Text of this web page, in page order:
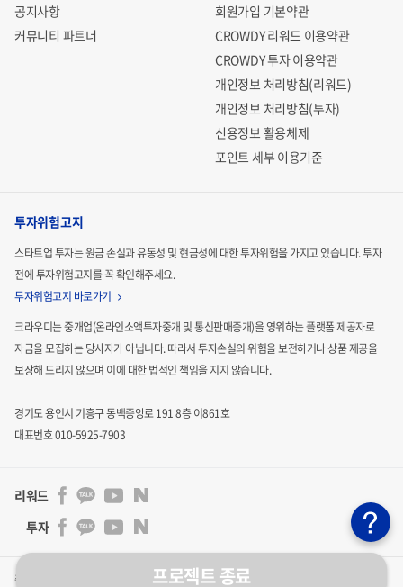
대형 브랜드의 걱정
연 매출 100억 원이 넘어가는 많은 브랜드의 걱정은 무신사
매출점유가 너무 높다는 점입니다.무신사는 전략 브랜드들
과 파트너십 계약 등을 활용해 독점적 권리를 확보하고 있습
사의 정책의 변화로 언제든지 매출이 급감할 수 있는 리스크
에 노출되어 있습니다. 같은 매출을 하더라도 유통 분산에 대
한 욕구가 넘치는데, 그동안은 무신사 외에 대안이 없었습니
프로젝트 종료
공지사항
커뮤니티 파트너
회원가입 기본약관
CROWDY 리워드 이용약관
CROWDY 투자 이용약관
개인정보 처리방침(리워드)
개인정보 처리방침(투자)
신용정보 활용체제
포인트 세부 이용기준
투자위험고지
스타트업 투자는 원금 손실과 유동성 및 현금성에 대한 투자위험을 가지고 있습니다.투자
전에 투자위험고지를 꼭 확인해주세요.
투자위험고지 바로가기
크라우디는 중개업(온라인소액투자중개 및 통신판매중개)을 영위하는 플랫폼 제공자로
자금을 모집하는당사자가 아닙니다. 따라서 투자손실의 위험을 보전하거나 상품 제공을
보장해 드리지 않으며 이에 대한 법적인 책임을 지지 않습니다.
경기도 용인시 기흥구 동백중앙로 191 8층 이861호
대표번호 010-5925-7903
리워드
투자
주식회사 크라우디 | 통신판매업신고 : 2024-용인기흥-3011호 | 사업자등록번호 : 841-86-00201 | 대표자 :